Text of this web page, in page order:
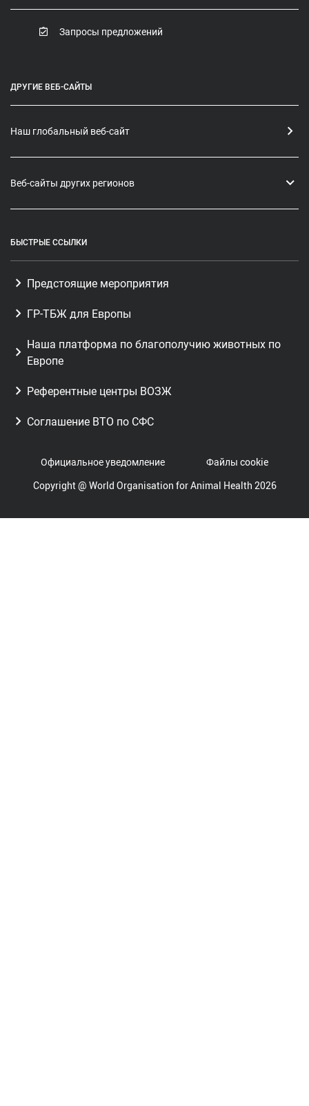
Запросы предложений
ДРУГИЕ ВЕБ-САЙТЫ
Наш глобальный веб-сайт
Веб-сайты других регионов
БЫСТРЫЕ ССЫЛКИ
Предстоящие мероприятия
ГР-ТБЖ для Европы
Наша платформа по благополучию животных по
Европе
Референтные центры ВОЗЖ
Соглашение ВТО по СФС
Официальное уведомление
Файлы cookie
Copyright @ World Organisation for Animal Health 2026